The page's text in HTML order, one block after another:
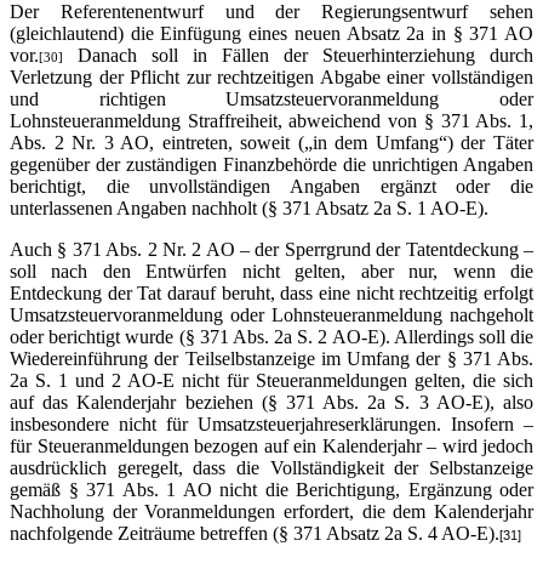
Der Referentenentwurf und der Regierungsentwurf sehen
(gleichlautend) die Einfügung eines neuen Absatz 2a in § 371 AO
vor.[30]
Danach soll in Fällen der Steuerhinterziehung durch
Verletzung der Pflicht zur rechtzeitigen Abgabe einer vollständigen
und richtigen Umsatzsteuervoranmeldung oder
Lohnsteueranmeldung Straffreiheit, abweichend von § 371 Abs. 1,
Abs. 2 Nr. 3 AO, eintreten, soweit („in dem Umfang“) der Täter
gegenüber der zuständigen Finanzbehörde die unrichtigen Angaben
berichtigt, die unvollständigen Angaben ergänzt oder die
unterlassenen Angaben nachholt (§ 371 Absatz 2a S. 1 AO-E).
Auch § 371 Abs. 2 Nr. 2 AO – der Sperrgrund der Tatentdeckung –
soll nach den Entwürfen nicht gelten, aber nur, wenn die
Entdeckung der Tat darauf beruht, dass eine nicht rechtzeitig erfolgt
Umsatzsteuervoranmeldung oder Lohnsteueranmeldung nachgeholt
oder berichtigt wurde (§ 371 Abs. 2a S. 2 AO-E). Allerdings soll die
Wiedereinführung der Teilselbstanzeige im Umfang der § 371 Abs.
2a S. 1 und 2 AO-E nicht für Steueranmeldungen gelten, die sich
auf das Kalenderjahr beziehen (§ 371 Abs. 2a S. 3 AO-E), also
insbesondere nicht für Umsatzsteuerjahreserklärungen. Insofern –
für Steueranmeldungen bezogen auf ein Kalenderjahr – wird jedoch
ausdrücklich geregelt, dass die Vollständigkeit der Selbstanzeige
gemäß § 371 Abs. 1 AO nicht die Berichtigung, Ergänzung oder
Nachholung der Voranmeldungen erfordert, die dem Kalenderjahr
nachfolgende Zeiträume betreffen (§ 371 Absatz 2a S. 4 AO-E).[31]